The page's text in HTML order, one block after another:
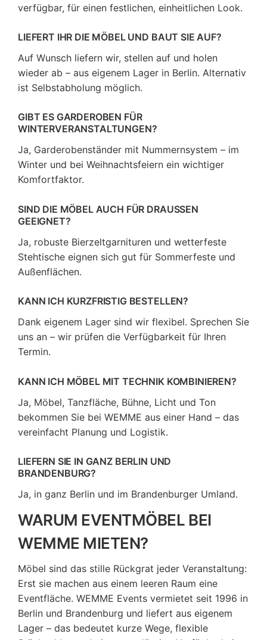
verfügbar, für einen festlichen, einheitlichen Look.
LIEFERT IHR DIE MÖBEL UND BAUT SIE AUF?
Auf Wunsch liefern wir, stellen auf und holen
wieder ab – aus eigenem Lager in Berlin. Alternativ
ist Selbstabholung möglich.
GIBT ES GARDEROBEN FÜR
WINTERVERANSTALTUNGEN?
Ja, Garderobenständer mit Nummernsystem – im
Winter und bei Weihnachtsfeiern ein wichtiger
Komfortfaktor.
SIND DIE MÖBEL AUCH FÜR DRAUSSEN G
EEIGNET?
Ja, robuste Bierzeltgarnituren und wetterfeste
Stehtische eignen sich gut für Sommerfeste und
Außenflächen.
KANN ICH KURZFRISTIG BESTELLEN?
Dank eigenem Lager sind wir flexibel. Sprechen Sie
uns an – wir prüfen die Verfügbarkeit für Ihren
Termin.
KANN ICH MÖBEL MIT TECHNIK KOMBINIEREN?
Ja, Möbel, Tanzfläche, Bühne, Licht und Ton
bekommen Sie bei WEMME aus einer Hand – das
vereinfacht Planung und Logistik.
LIEFERN SIE IN GANZ BERLIN UND
BRANDENBURG?
Ja, in ganz Berlin und im Brandenburger Umland.
WARUM EVENTMÖBEL BEI
WEMME MIETEN?
Möbel sind das stille Rückgrat jeder Veranstaltung:
Erst sie machen aus einem leeren Raum eine
Eventfläche. WEMME Events vermietet seit 1996 in
Berlin und Brandenburg und liefert aus eigenem
Lager – das bedeutet kurze Wege, flexible